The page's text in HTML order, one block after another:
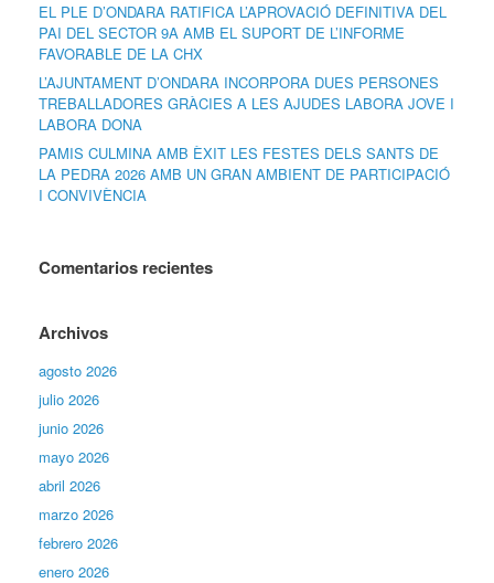
EL PLE D’ONDARA RATIFICA L’APROVACIÓ DEFINITIVA DEL
PAI DEL SECTOR 9A AMB EL SUPORT DE L’INFORME
FAVORABLE DE LA CHX
L’AJUNTAMENT D’ONDARA INCORPORA DUES PERSONES
TREBALLADORES GRÀCIES A LES AJUDES LABORA JOVE I
LABORA DONA
PAMIS CULMINA AMB ÈXIT LES FESTES DELS SANTS DE
LA PEDRA 2026 AMB UN GRAN AMBIENT DE PARTICIPACIÓ
I CONVIVÈNCIA
Comentarios recientes
Archivos
agosto 2026
julio 2026
junio 2026
mayo 2026
abril 2026
marzo 2026
febrero 2026
enero 2026